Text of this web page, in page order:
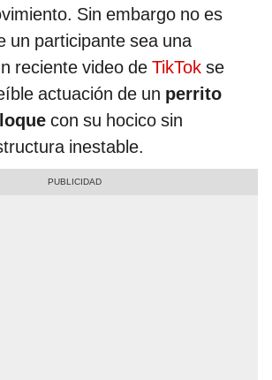
Sin embargo no es
un participante sea una
reciente video de TikTok se
actuación de un perrito
con su hocico sin
inestable.